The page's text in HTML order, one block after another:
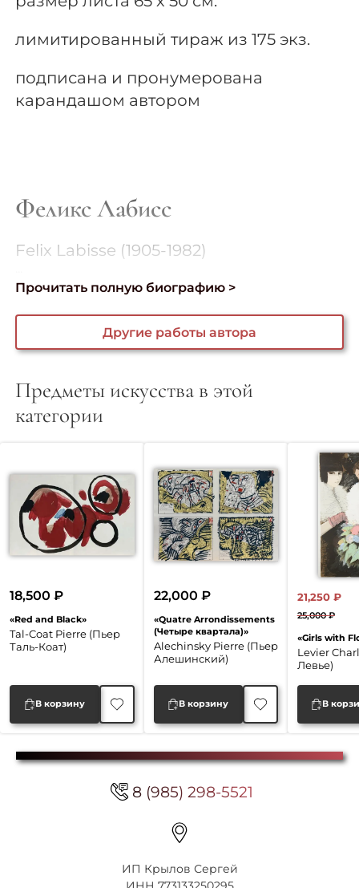
лимитированный тираж из 175 экз.
подписана и пронумерована
карандашом автором
Феликс Лабисс
Felix Labisse (1905-1982)
Прочитать полную биографию >
Другие работы автора
Предметы искусства в этой
категории
«Red and Black»
Tal-Coat Pierre (Пьер
Таль-Коат)
18,500₽
В корзину
«Quatre Arrondissements
(Четыре квартала)»
Alechinsky Pierre (Пьер
Алешинский)
22,000 ₽
В корзину
«Girls with
Levier
Левье)
25,000₽
цена
21,250 ₽
цена:
21,250
В
8 (985) 298-5521
ИП Крылов Сергей